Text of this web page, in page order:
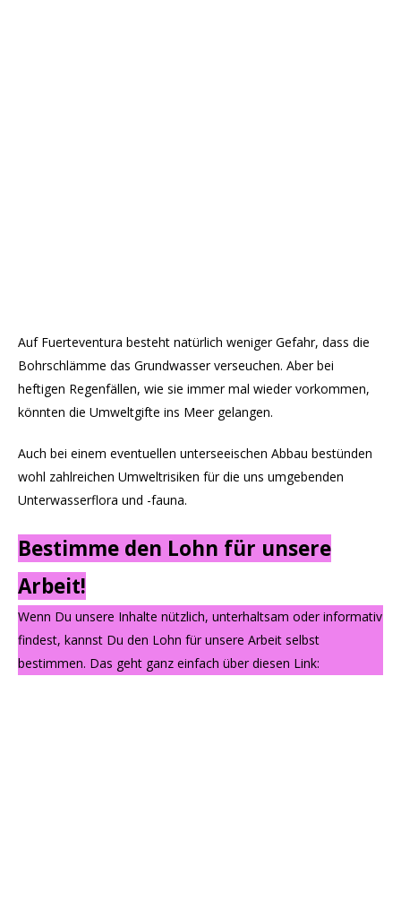
Auf Fuerteventura besteht natürlich weniger Gefahr, dass die
Bohrschlämme das Grundwasser verseuchen. Aber bei
heftigen Regenfällen, wie sie immer mal wieder vorkommen,
könnten die Umweltgifte ins Meer gelangen.
Auch bei einem eventuellen unterseeischen Abbau bestünden
wohl zahlreichen Umweltrisiken für die uns umgebenden
Unterwasserflora und -fauna.
Bestimme den Lohn für unsere
Arbeit!
Wenn Du unsere Inhalte nützlich, unterhaltsam oder informativ
findest, kannst Du den Lohn für unsere Arbeit selbst
bestimmen. Das geht ganz einfach über diesen Link: